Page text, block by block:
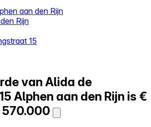
aan den Rijn
Rijn
15
van Alida de
Alphen aan den Rijn is €
570.000